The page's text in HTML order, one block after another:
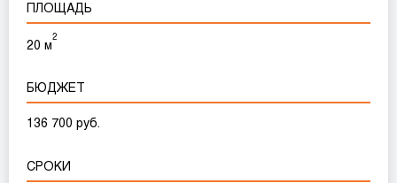
ПЛОЩАДЬ
20 м
2
БЮДЖЕТ
136 700 руб.
СРОКИ